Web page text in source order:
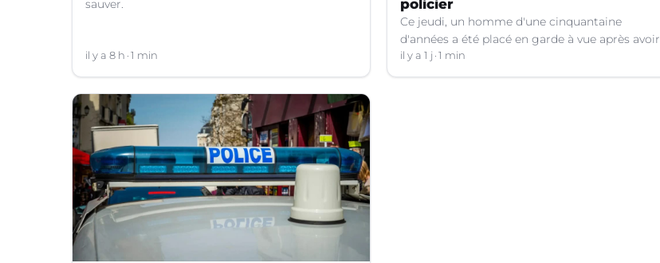
sauver.
il y a 8 h 1 min
policier
Ce jeudi, un homme d'une cinquantaine
d'années a été placé en garde à vue après avoir
frappé un policier hors service à Nîmes (Gard).
il y a 1 j 1 min